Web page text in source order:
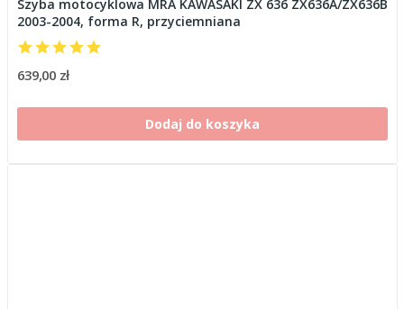
Szyba motocyklowa MRA KAWASAKI ZX 636 ZX636A/ZX636B
2003-2004, forma R, przyciemniana
639,00 zł
Dodaj do koszyka